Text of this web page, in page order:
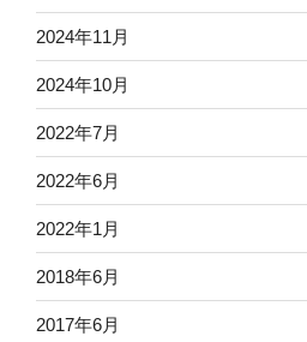
2024年11月
2024年10月
2022年7月
2022年6月
2022年1月
2018年6月
2017年6月